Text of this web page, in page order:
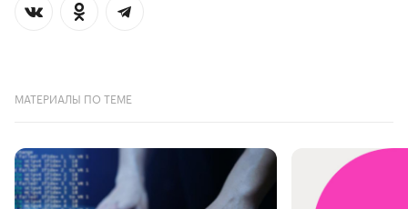
МАТЕРИАЛЫ ПО ТЕМЕ